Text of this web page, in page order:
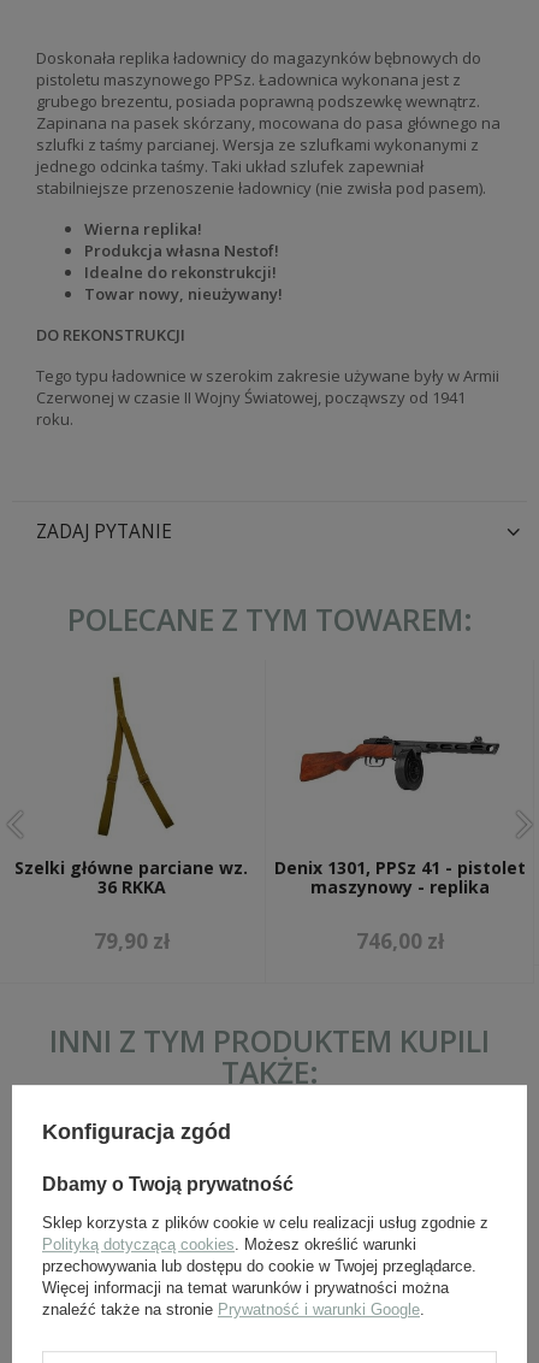
Doskonała replika ładownicy do magazynków bębnowych do
pistoletu maszynowego PPSz. Ładownica wykonana jest z
grubego brezentu, posiada poprawną podszewkę wewnątrz.
Zapinana na pasek skórzany, mocowana do pasa głównego na
szlufki z taśmy parcianej. Wersja ze szlufkami wykonanymi z
jednego odcinka taśmy. Taki układ szlufek zapewniał
stabilniejsze przenoszenie ładownicy (nie zwisła pod pasem).
Wierna replika!
Produkcja własna Nestof!
Idealne do rekonstrukcji!
Towar nowy, nieużywany!
DO REKONSTRUKCJI
Tego typu ładownice w szerokim zakresie używane były w Armii
Czerwonej w czasie II Wojny Światowej, począwszy od 1941
roku.
ZADAJ PYTANIE
POLECANE Z TYM TOWAREM:
Szelki główne parciane wz.
36 RKKA
79,90 zł
Denix 1301, PPSz 41 - pistolet
maszynowy - replika
746,00 zł
INNI Z TYM PRODUKTEM KUPILI
TAKŻE:
wersja wojenna - replika
sowiecką, wersja wojenna,
Konfiguracja zgód
Dbamy o Twoją prywatność
Sklep korzysta z plików cookie w celu realizacji usług zgodnie z
Polityką dotyczącą cookies . Możesz określić warunki
przechowywania lub dostępu do cookie w Twojej przeglądarce.
Więcej informacji na temat warunków i prywatności można
znaleźć także na stronie Prywatność i warunki Google